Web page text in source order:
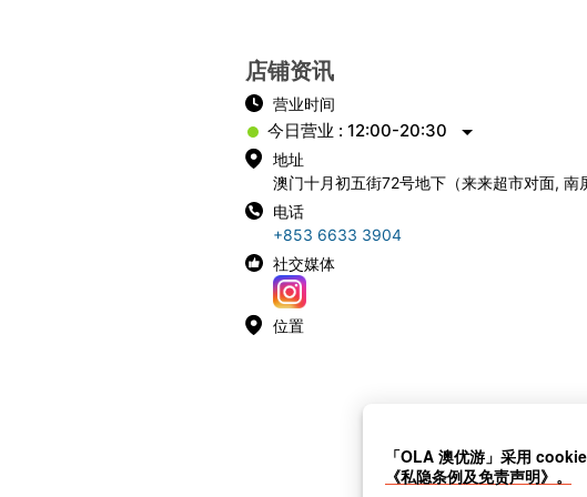
店铺资讯
营业时间
今日营业 : 12:00-20:30
地址
澳门十月初五街72号地下（来来超市对面, 南
电话
+853 6633 3904
社交媒体
位置
「OLA 澳优游」采用
《私隐条例及免责声明》。